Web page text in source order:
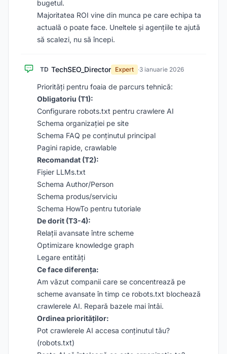
bugetul.
Majoritatea ROI vine din munca pe care echipa ta
actuală o poate face. Uneltele și agențiile te ajută
să scalezi, nu să începi.
TD TechSEO_Director Expert ·3 ianuarie 2026
Priorități pentru foaia de parcurs tehnică:
Obligatoriu (T1):
Configurare robots.txt pentru crawlere AI
Schema organizației pe site
Schema FAQ pe conținutul principal
Pagini rapide, crawlable
Recomandat (T2):
Fișier LLMs.txt
Schema Author/Person
Schema produs/serviciu
Schema HowTo pentru tutoriale
De dorit (T3-4):
Relații avansate între scheme
Optimizare knowledge graph
Legare entități
Ce face diferența:
Am văzut companii care se concentrează pe
scheme avansate în timp ce robots.txt blochează
crawlerele AI. Repară bazele mai întâi.
Ordinea priorităților:
Pot crawlerele AI accesa conținutul tău?
(robots.txt)